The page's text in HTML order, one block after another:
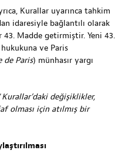
Kurallar uyarınca tahkim
idaresiyle bağlantılı olarak
Madde getirmiştir. Yeni 43.
ve Paris
de Paris) münhasır yargı
Kurallar’daki değişiklikler,
olması için atılmış bir